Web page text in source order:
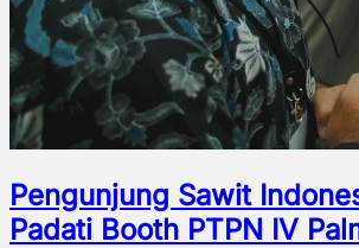
Pengunjung Sawit
Padati Booth PTPN IV